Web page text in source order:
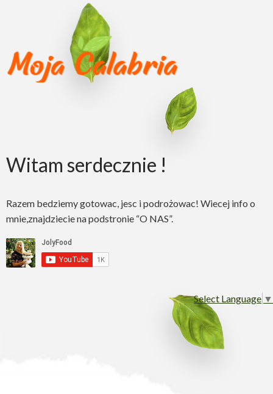
Witam serdecznie !
Razem bedziemy gotowac, jesc i podrożowac! Wiecej info o
mnie,znajdziecie na podstronie “O NAS”.
Select Language ▼